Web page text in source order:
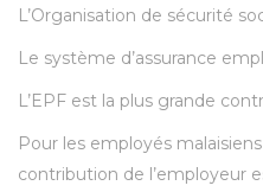
L’Organisation de sécurité
Le système d’assurance
L’EPF est la plus grande
Pour les employés
contribution de l’employeur